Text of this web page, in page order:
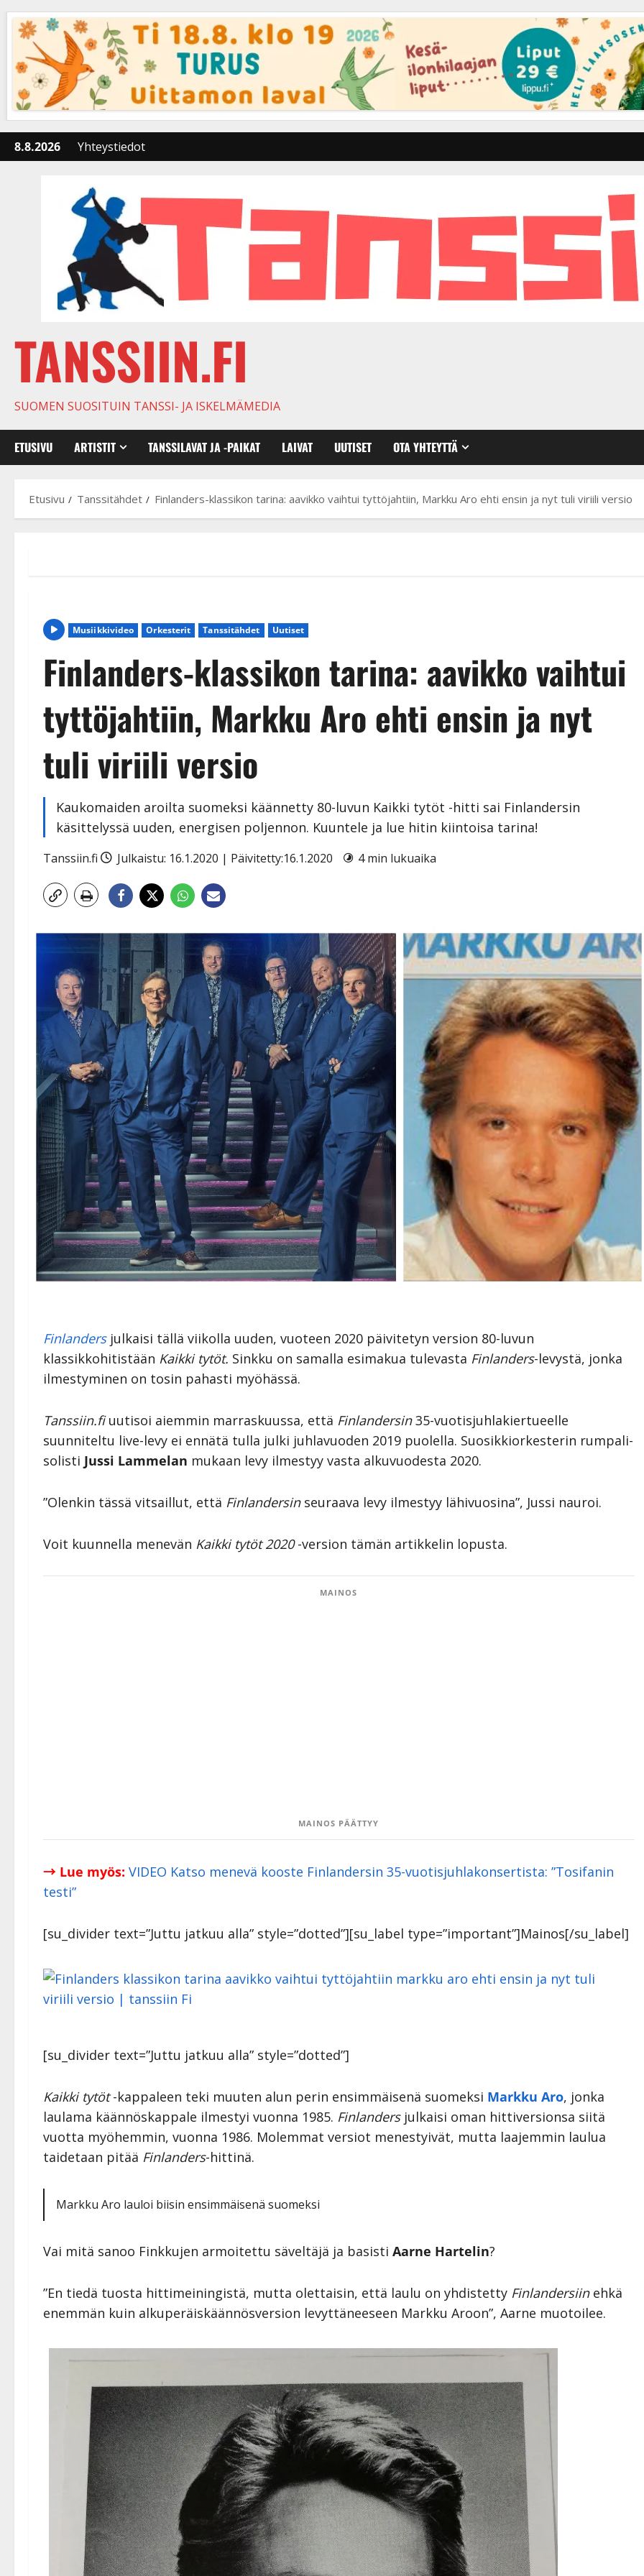
content
8.8.2026 Yhteystiedot
TANSSIIN.FI
SUOMEN SUOSITUIN TANSSI- JA ISKELMÄMEDIA
ETUSIVU ARTISTIT TANSSILAVAT JA -PAIKAT LAIVAT UUTISET OTA YHTEYTTÄ
Etusivu Tanssitähdet Finlanders-klassikon tarina: aavikko vaihtui tyttöjahtiin, Markku Aro ehti ensin ja nyt tuli viriili versio
Musiikkivideo Orkesterit Tanssitähdet Uutiset
Finlanders-klassikon tarina: aavikko vaihtui
tyttöjahtiin, Markku Aro ehti ensin ja nyt
tuli viriili versio
Kaukomaiden aroilta suomeksi käännetty 80-luvun Kaikki tytöt -hitti sai Finlandersin
käsittelyssä uuden, energisen poljennon. Kuuntele ja lue hitin kiintoisa tarina!
Tanssiin.fi Julkaistu: 16.1.2020 | Päivitetty:16.1.2020 4 min lukuaika
Finlanders julkaisi tällä viikolla uuden, vuoteen 2020 päivitetyn version 80-luvun
klassikkohitistään Kaikki tytöt. Sinkku on samalla esimakua tulevasta Finlanders-levystä, jonka
ilmestyminen on tosin pahasti myöhässä.
Tanssiin.fiuutisoi aiemmin marraskuussa, että Finlandersin35-vuotisjuhlakiertueelle
suunniteltu live-levy ei ennätä tulla julki juhlavuoden 2019 puolella. Suosikkiorkesterin rumpali-
solisti Jussi Lammelan mukaan levy ilmestyy vasta alkuvuodesta 2020.
”Olenkin tässä vitsaillut, että Finlandersinseuraava levy ilmestyy lähivuosina”, Jussi nauroi.
Voit kuunnella menevän Kaikki tytöt 2020-version tämän artikkelin lopusta.
MAINOS
MAINOS PÄÄTTYY
→ Lue myös: VIDEO Katso menevä kooste Finlandersin 35-vuotisjuhlakonsertista: ”Tosifanin
testi”
[su_divider text=”Juttu jatkuu alla” style=”dotted”][su_label type=”important”]Mainos[/su_label]
[su_divider text=”Juttu jatkuu alla” style=”dotted”]
Kaikki tytöt-kappaleen teki muuten alun perin ensimmäisenä suomeksi Markku Aro, jonka
laulama käännöskappale ilmestyi vuonna 1985. Finlandersjulkaisi oman hittiversionsa siitä
vuotta myöhemmin, vuonna 1986. Molemmat versiot menestyivät, mutta laajemmin laulua
taidetaan pitää Finlanders-hittinä.
Markku Aro lauloi biisin ensimmäisenä suomeksi
Vai mitä sanoo Finkkujen armoitettu säveltäjä ja basisti Aarne Hartelin?
”En tiedä tuosta hittimeiningistä, mutta olettaisin, että laulu on yhdistetty Finlandersiinehkä
enemmän kuin alkuperäiskäännösversion levyttäneeseen Markku Aroon”, Aarne muotoilee.